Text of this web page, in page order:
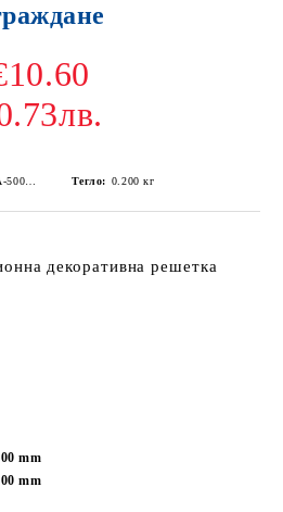
Тегло: 0.200 кг
декоративна решетка
mm
mm